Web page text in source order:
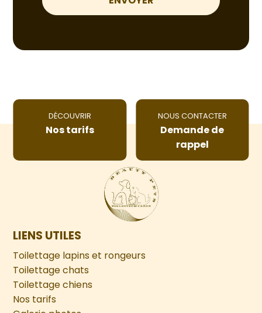
DÉCOUVRIR
Nos tarifs
NOUS CONTACTER
Demande de
rappel
LIENS UTILES
Toilettage lapins et rongeurs
Toilettage chats
Toilettage chiens
Nos tarifs